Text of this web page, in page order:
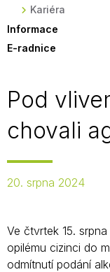
Kariéra
Informace
E-radnice
Pod
chovali
20. srpna 2024
Ve čtvrtek 15.
opilému cizinci do
odmítnutí podání